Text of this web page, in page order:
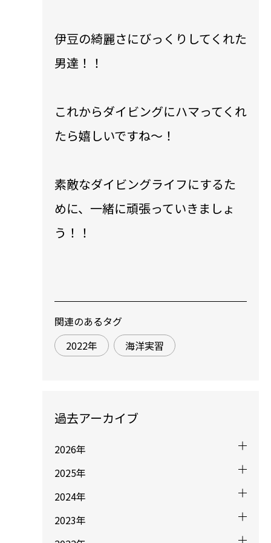
伊豆の綺麗さにびっくりしてくれた
男達！！
これからダイビングにハマってくれ
たら嬉しいですね〜！
素敵なダイビングライフにするた
めに、一緒に頑張っていきましょ
う！！
関連のあるタグ
2022年
海洋実習
過去アーカイブ
2026年
2025年
2024年
2023年